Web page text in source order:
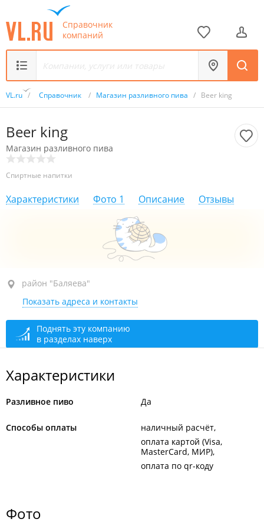
Справочник
компаний
VL.ru / Справочник / Магазин разливного пива / Beer king
Beer king
Магазин разливного пива
Спиртные напитки
Характеристики Фото 1 Описание Отзывы
район "Баляева", ул. Адмирала Юмашева, 18
1-й этаж
открыто: 10:00–22:00
район "Баляева"
Показать адреса и контакты
Поднять эту компанию
в разделах наверх
Характеристики
Разливное пиво Да
Способы оплаты
наличный расчёт
оплата картой (Visa,
MasterCard, МИР)
оплата по qr-коду
Фото